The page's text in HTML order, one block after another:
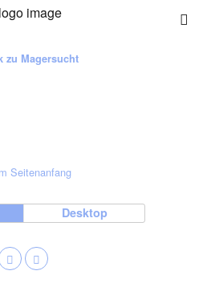
zu Magersucht
Seitenanfang
Desktop